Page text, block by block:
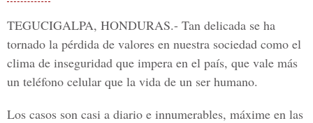
TEGUCIGALPA, HONDURAS.- Tan delicada se ha
tornado la pérdida de valores en nuestra sociedad como el
clima de inseguridad que impera en el país, que vale más
un teléfono celular que la vida de un ser humano.
Los casos son casi a diario e innumerables, máxime en las